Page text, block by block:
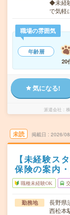
◆未経
で気軽
職場の雰囲気
年齢層
20
気になる!
派遣会社
未読 掲載日 2026/
【未経験ス
保険の案内
職種未経験OK
勤務地
長野県
西松本